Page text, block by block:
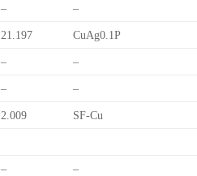
– –
21.197 CuAg0.1P
– –
– –
2.009 SF-Cu
– –